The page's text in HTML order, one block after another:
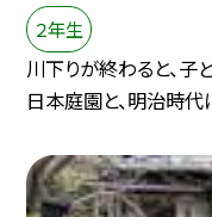
２年生
川下りが終わると、子
日本庭園と、明治時代